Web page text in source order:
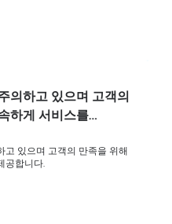
의하고 있으며 고객의
하게 서비스를…
고 있으며 고객의 만족을 위해
공합니다.